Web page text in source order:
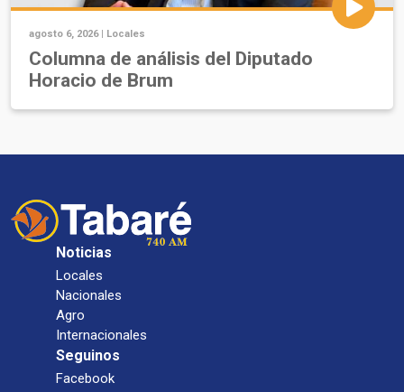
agosto 6, 2026 | Locales
Columna de análisis del Diputado
Horacio de Brum
Noticias
Locales
Nacionales
Agro
Internacionales
Seguinos
Facebook